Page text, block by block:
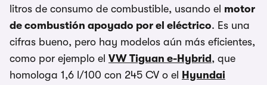
litros de consumo de combustible, usando el motor
de combustión apoyado por el eléctrico. Es una
cifras bueno, pero hay modelos aún más eficientes,
como por ejemplo el VW Tiguan e-Hybrid , que
homologa 1,6 l/100 con 245 CV o el
Hyundai